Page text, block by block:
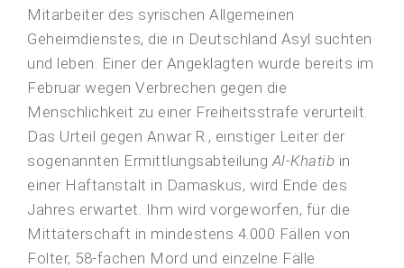
Mitarbeiter des syrischen Allgemeinen
Geheimdienstes, die in Deutschland Asyl suchten
und leben. Einer der Angeklagten wurde bereits im
Februar wegen Verbrechen gegen die
Menschlichkeit zu einer Freiheitsstrafe verurteilt.
Das Urteil gegen Anwar R., einstiger Leiter der
sogenannten Ermittlungsabteilung Al-Khatib in
einer Haftanstalt in Damaskus, wird Ende des
Jahres erwartet. Ihm wird vorgeworfen, für die
Mittäterschaft in mindestens 4.000 Fällen von
Folter, 58-fachen Mord und einzelne Fälle